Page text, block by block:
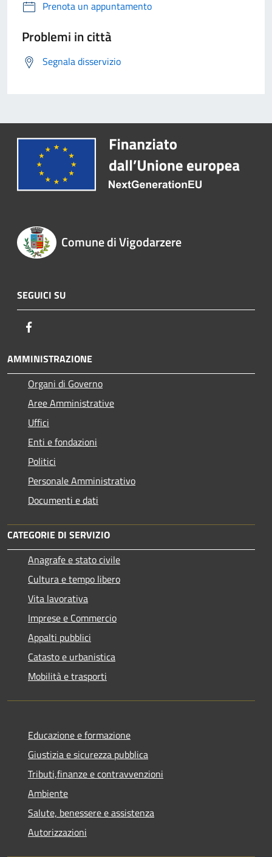
Prenota un appuntamento
Problemi in città
Segnala disservizio
Comune di Vigodarzere
SEGUICI SU
AMMINISTRAZIONE
Organi di Governo
Aree Amministrative
Uffici
Enti e fondazioni
Politici
Personale Amministrativo
Documenti e dati
CATEGORIE DI SERVIZIO
Anagrafe e stato civile
Cultura e tempo libero
Vita lavorativa
Imprese e Commercio
Appalti pubblici
Catasto e urbanistica
Mobilità e trasporti
Educazione e formazione
Giustizia e sicurezza pubblica
Tributi,finanze e contravvenzioni
Ambiente
Salute, benessere e assistenza
Autorizzazioni